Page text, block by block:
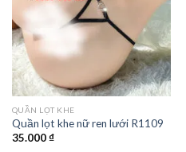
QUẦN LỌT KHE
Quần lọt khe nữ ren lưới R1109
35.000₫